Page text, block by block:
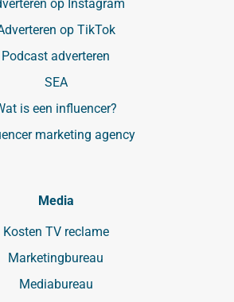
op Instagram
op TikTok
Podcast adverteren
SEA
is een influencer?
marketing agency
Media
Kosten TV reclame
Marketingbureau
Mediabureau